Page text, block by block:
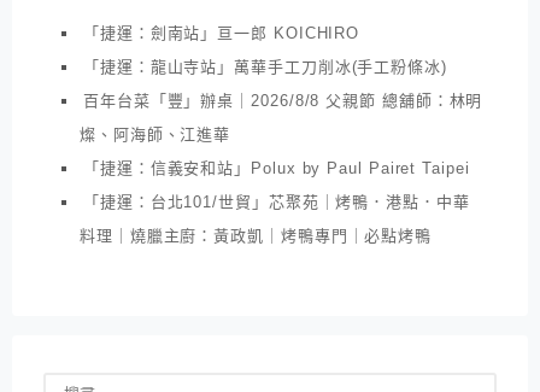
「捷運：劍南站」亘一郎 KOICHIRO
「捷運：龍山寺站」萬華手工刀削冰(手工粉條冰)
百年台菜「豐」辦桌｜2026/8/8 父親節 總舖師：林明
燦、阿海師、江進華
「捷運：信義安和站」Polux by Paul Pairet Taipei
「捷運：台北101/世貿」芯聚苑｜烤鴨．港點．中華
料理｜燒臘主廚：黃政凱｜烤鴨專門｜必點烤鴨